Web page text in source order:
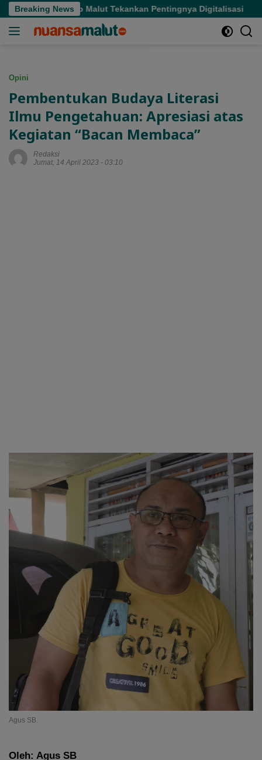
Langsung
ke
Breaking News
Malut Tekankan Pentingnya Digitalisasi Hasby
Opini
Pembentukan Budaya Literasi
Ilmu Pengetahuan: Apresiasi atas
Kegiatan “Bacan Membaca”
Redaksi
Jumat, 14 April 2023 - 03:10
Agus SB.
Oleh: Agus SB